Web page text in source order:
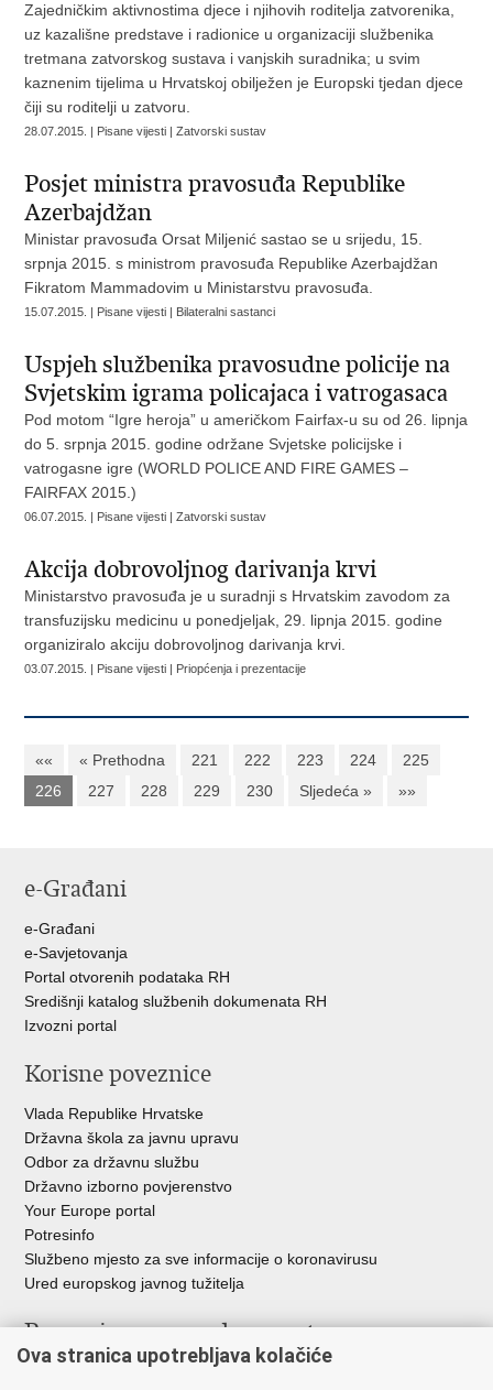
Zajedničkim aktivnostima djece i njihovih roditelja zatvorenika,
uz kazališne predstave i radionice u organizaciji službenika
tretmana zatvorskog sustava i vanjskih suradnika; u svim
kaznenim tijelima u Hrvatskoj obilježen je Europski tjedan djece
čiji su roditelji u zatvoru.
28.07.2015. | Pisane vijesti | Zatvorski sustav
Posjet ministra pravosuđa Republike
Azerbajdžan
Ministar pravosuđa Orsat Miljenić sastao se u srijedu, 15.
srpnja 2015. s ministrom pravosuđa Republike Azerbajdžan
Fikratom Mammadovim u Ministarstvu pravosuđa.
15.07.2015. | Pisane vijesti | Bilateralni sastanci
Uspjeh službenika pravosudne policije na
Svjetskim igrama policajaca i vatrogasaca
Pod motom “Igre heroja” u američkom Fairfax-u su od 26. lipnja
do 5. srpnja 2015. godine održane Svjetske policijske i
vatrogasne igre (WORLD POLICE AND FIRE GAMES –
FAIRFAX 2015.)
06.07.2015. | Pisane vijesti | Zatvorski sustav
Akcija dobrovoljnog darivanja krvi
Ministarstvo pravosuđa je u suradnji s Hrvatskim zavodom za
transfuzijsku medicinu u ponedjeljak, 29. lipnja 2015. godine
organiziralo akciju dobrovoljnog darivanja krvi.
03.07.2015. | Pisane vijesti | Priopćenja i prezentacije
«« « Prethodna 221 222 223 224
225
226
227 228 229 230 Sljedeća » »»
e-Građani
e-Građani
e-Savjetovanja
Portal otvorenih podataka RH
Središnji katalog službenih dokumenata RH
Izvozni portal
Korisne poveznice
Vlada Republike Hrvatske
Državna škola za javnu upravu
Odbor za državnu službu
Državno izborno povjerenstvo
Your Europe portal
Potresinfo
Službeno mjesto za sve informacije o koronavirusu
Ured europskog javnog tužitelja
Poveznice pravosudnog sustava
Ova stranica upotrebljava kolačiće